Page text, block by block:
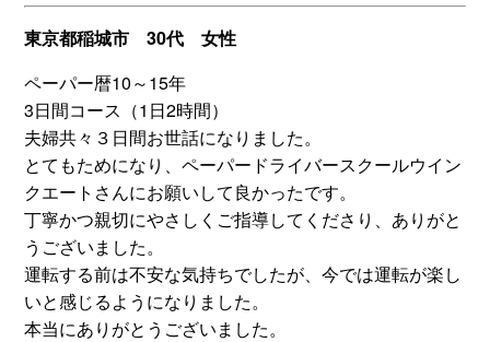
東京都稲城市 30代 女性
ペーパー暦10～15年
3日間コース（1日2時間）
夫婦共々３日間お世話になりました。
とてもためになり、ペーパードライバースクールウイン
クエートさんにお願いして良かったです。
丁寧かつ親切にやさしくご指導してくださり、ありがと
うございました。
運転する前は不安な気持ちでしたが、今では運転が楽し
いと感じるようになりました。
本当にありがとうございました。